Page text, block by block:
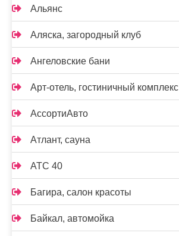
Альянс
Аляска, загородный клуб
Ангеловские бани
Арт-отель, гостиничный комплекс
АссортиАвто
Атлант, сауна
АТС 40
Багира, салон красоты
Байкал, автомойка